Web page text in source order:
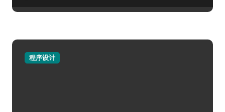
程序设计